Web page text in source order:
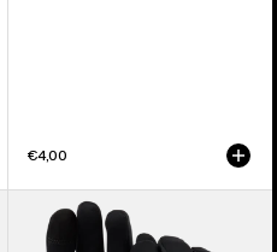
€4,00
Burton